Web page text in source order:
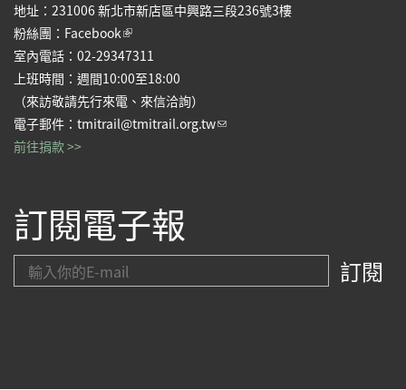
地址：231006 新北市新店區中興路三段236號3樓
粉絲團： Facebook(link is external)
室內電話：02-29347311
上班時間：週間10:00至18:00
（來訪敬請先行來電、來信洽詢）
電子郵件： tmitrail@tmitrail.org.tw(link sends e-mail)
前往捐款 >>
訂閱電子報